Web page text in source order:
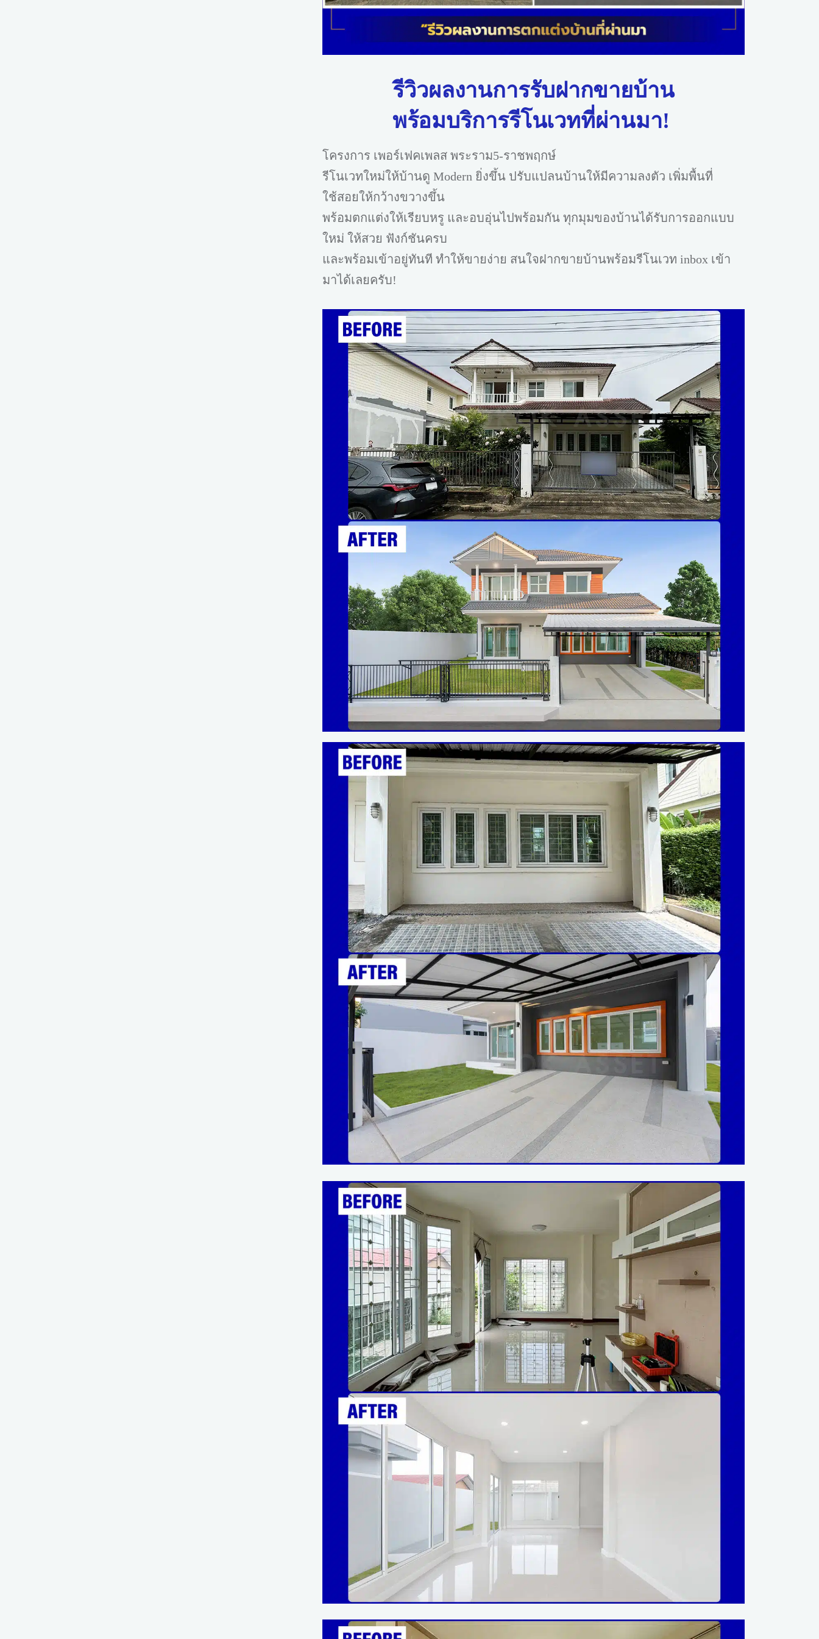
รีวิวผลงานการรับฝากขายบ้าน
พร้อมบริการรีโนเวทที่ผ่านมา!
โครงการ เพอร์เฟคเพลส พระราม5-ราชพฤกษ์
รีโนเวทใหม่ให้บ้านดู Modern ยิ่งขึ้น ปรับแปลนบ้านให้มีความลงตัว เพิ่มพื้นที่
ใช้สอยให้กว้างขวางขึ้น
พร้อมตกแต่งให้เรียบหรู และอบอุ่นไปพร้อมกัน ทุกมุมของบ้านได้รับการออกแบบ
ใหม่ ให้สวย ฟังก์ชันครบ
และพร้อมเข้าอยู่ทันที ทำให้ขายง่าย สนใจฝากขายบ้านพร้อมรีโนเวท inbox เข้า
มาได้เลยครับ!